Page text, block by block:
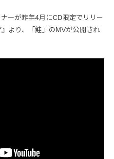
ーが昨年4月にCD限定でリリー
より、「鮭」のMVが公開され